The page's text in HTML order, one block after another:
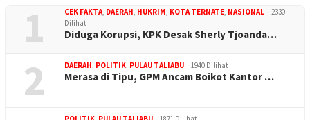
1 CEK FAKTA, DAERAH, HUKRIM, KOTA TERNATE, NASIONAL
2330
Dilihat
Diduga Korupsi, KPK Desak Sherly Tjoanda…
2 DAERAH, POLITIK, PULAU TALIABU 1940 Dilihat
Merasa di Tipu, GPM Ancam Boikot Kantor …